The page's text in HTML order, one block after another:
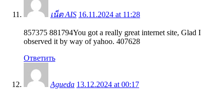
เน็ต AIS 16.11.2024 at 11:28
857375 881794You got a really great internet site, Glad I
observed it by way of yahoo. 407628
Ответить
Agueda 13.12.2024 at 00:17